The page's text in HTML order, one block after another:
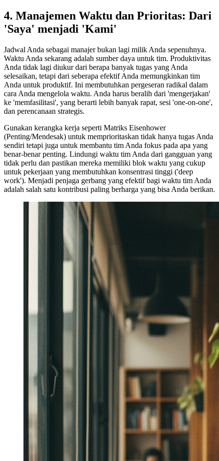
4. Manajemen Waktu dan Prioritas: Dari
'Saya' menjadi 'Kami'
Jadwal Anda sebagai manajer bukan lagi milik Anda sepenuhnya.
Waktu Anda sekarang adalah sumber daya untuk tim. Produktivitas
Anda tidak lagi diukur dari berapa banyak tugas yang Anda
selesaikan, tetapi dari seberapa efektif Anda memungkinkan tim
Anda untuk produktif. Ini membutuhkan pergeseran radikal dalam
cara Anda mengelola waktu. Anda harus beralih dari 'mengerjakan'
ke 'memfasilitasi', yang berarti lebih banyak rapat, sesi 'one-on-one',
dan perencanaan strategis.
Gunakan kerangka kerja seperti Matriks Eisenhower
(Penting/Mendesak) untuk memprioritaskan tidak hanya tugas Anda
sendiri tetapi juga untuk membantu tim Anda fokus pada apa yang
benar-benar penting. Lindungi waktu tim Anda dari gangguan yang
tidak perlu dan pastikan mereka memiliki blok waktu yang cukup
untuk pekerjaan yang membutuhkan konsentrasi tinggi ('deep
work'). Menjadi penjaga gerbang yang efektif bagi waktu tim Anda
adalah salah satu kontribusi paling berharga yang bisa Anda berikan.